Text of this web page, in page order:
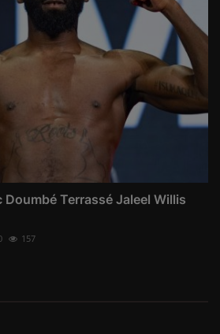
Terrassé Jaleel Willis
157